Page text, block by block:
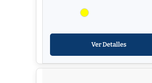
Ver Detalles